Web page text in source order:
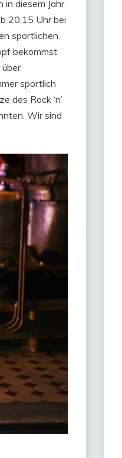
in diesem Jahr
20.15 Uhr bei
sportlichen
bekommst
sportlich
des Rock ‘n’
Wir sind